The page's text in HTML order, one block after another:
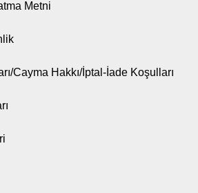
Metni
Cayma Hakkı/İptal-İade Koşulları